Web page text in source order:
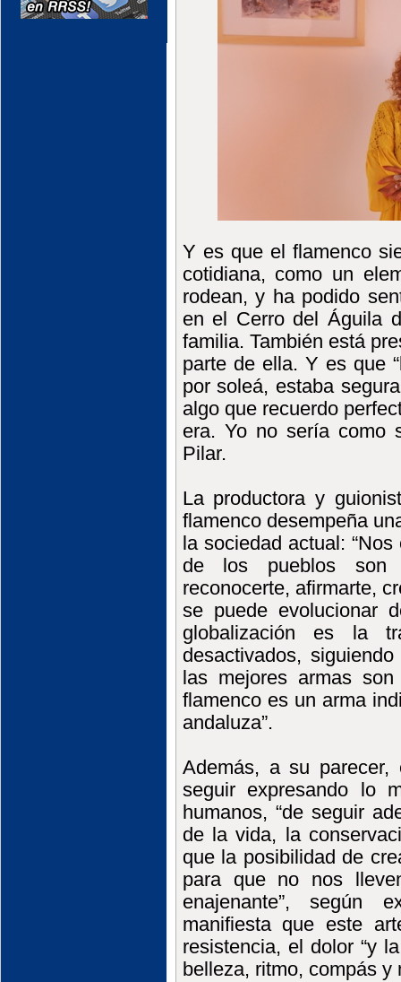
Y es que el flamenco
cotidiana, como un
rodean, y ha podido
en el Cerro del Águila
familia. También está
parte de ella. Y es que
por soleá, estaba
algo que recuerdo
era. Yo no sería como
Pilar.
La productora y
flamenco desempeña
la sociedad actual:
de los pueblos son
reconocerte, afirmarte,
se puede evolucionar
globalización es la
desactivados,
las mejores armas
flamenco es un arma
andaluza”.
Además, a su
seguir expresando lo
humanos, “de seguir
de la vida, la
que la posibilidad de
para que no nos
enajenante”, según
manifiesta que este
resistencia, el dolor “y
belleza, ritmo, compás y